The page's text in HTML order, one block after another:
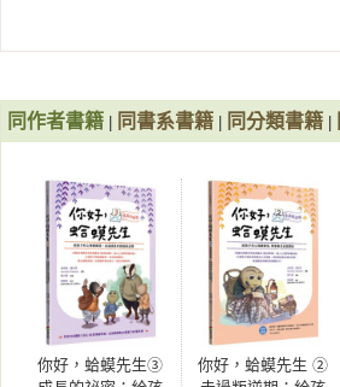
同作者書籍 同書系書籍 同分類書籍
你好，蛤蟆先生③
你好，蛤蟆先生 ②